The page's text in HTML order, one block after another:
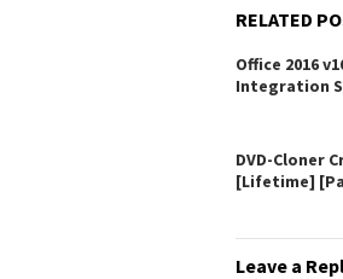
RELATED
Office 2016
Integration
DVD-Cloner
[Lifetime]
Leave a